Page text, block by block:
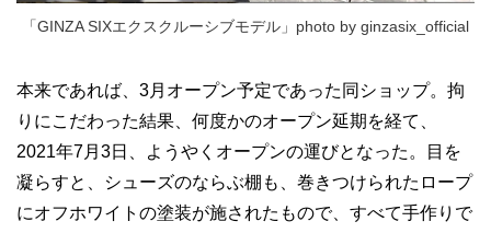
「GINZA SIXエクスクルーシブモデル」photo by ginzasix_official
本来であれば、3月オープン予定であった同ショップ。拘
りにこだわった結果、何度かのオープン延期を経て、
2021年7月3日、ようやくオープンの運びとなった。目を
凝らすと、シューズのならぶ棚も、巻きつけられたロープ
にオフホワイトの塗装が施されたもので、すべて手作りで